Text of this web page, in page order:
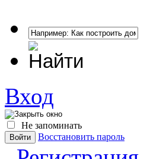
Вход
Не запоминать
Восстановить пароль